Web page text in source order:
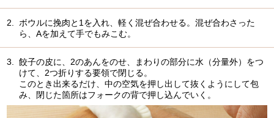
2.
ボウルに挽肉と1を入れ、軽く混ぜ合わせる。混ぜ合わさった
ら、Aを加えて手でもみこむ。
3.
餃子の皮に、2のあんをのせ、まわりの部分に水（分量外）をつ
けて、2つ折りする要領で閉じる。
このとき出来るだけ、中の空気を押し出して抜くようにして包
み、閉じた箇所はフォークの背で押し込んでいく。